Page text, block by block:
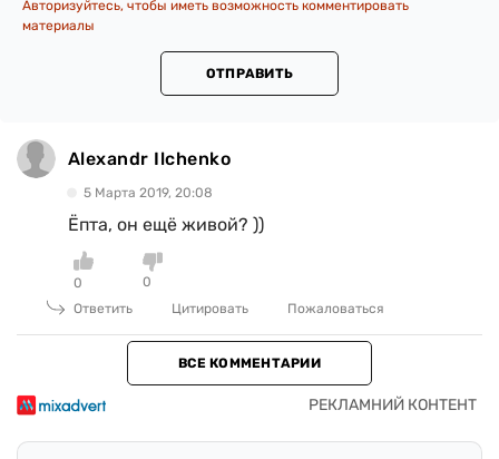
Авторизуйтесь, чтобы иметь возможность комментировать
материалы
ОТПРАВИТЬ
Alexandr Ilchenko
5 Марта 2019, 20:08
Ёпта, он ещё живой? ))
0
0
Ответить
Цитировать Пожаловаться
ВСЕ КОММЕНТАРИИ